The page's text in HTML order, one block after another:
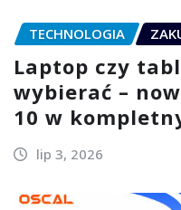
TECHNOLOGIA
Laptop czy
wybierać –
10 w
lip 3, 2026